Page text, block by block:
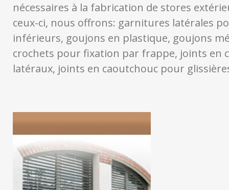
nécessaires à la fabrication de stores
ceux-ci, nous offrons: garnitures latérales
inférieurs, goujons en plastique, goujons
crochets pour fixation par frappe, joints en
latéraux, joints en caoutchouc pour